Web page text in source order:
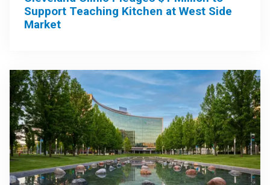
Support Teaching Kitchen at West Side
Market